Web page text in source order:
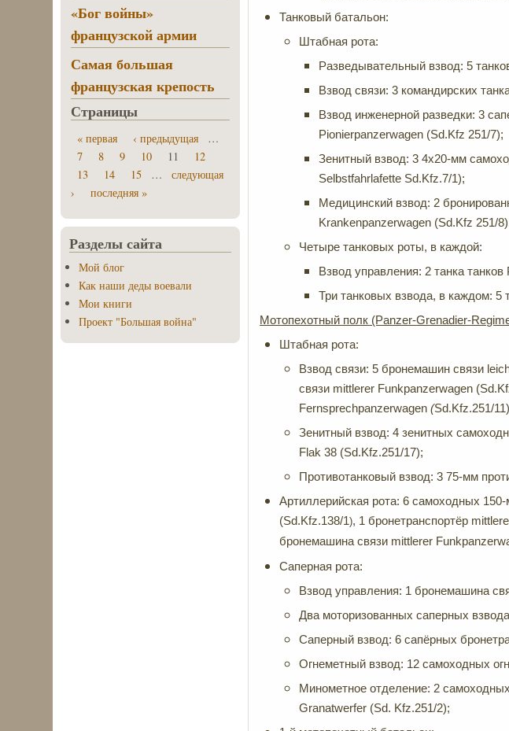
Танковый батальон:
Штабная рота:
Разведывательный взвод: 5
Взвод связи: 3 командирских
Взвод инженерной разведки: 3
Pionierpanzerwagen (Sd.Kfz 251/7);
Зенитный взвод: 3 4х20-мм
Selbstfahrlafette Sd.Kfz.7/1);
Медицинский взвод: 2
Krankenpanzerwagen (Sd.Kfz 251/
Четыре танковых роты, в каждой:
Взвод управления: 2 танка
Три танковых взвода, в каждом: 5
Мотопехотный полк (Panzer-Grenadier-
Штабная рота:
Взвод связи: 5 бронемашин связи
связи mittlerer Funkpanzerwagen
Fernsprechpanzerwagen (Sd.Kfz.251/
Зенитный взвод: 4 зенитных
Flak 38 (Sd.Kfz.251/17);
Противотанковый взвод: 3 75-мм
Артиллерийская рота: 6 самоходных
(Sd.Kfz.138/1), 1 бронетранспортёр
бронемашина связи mittlerer
Саперная рота:
Взвод управления: 1 бронемашина
Два моторизованных саперных
Саперный взвод: 6 сапёрных
Огнеметный взвод: 12 самоходных
Минометное отделение: 2
Granatwerfer (Sd. Kfz.251/2);
«Бог войны»
французской армии
Самая большая
французская крепость
Страницы
« первая ‹ предыдущая
…
7
8 9 10 11
12
13
14 15 …
следующая
›
последняя »
Разделы сайта
Мой блог
Как наши деды воевали
Мои книги
Проект "Большая война"